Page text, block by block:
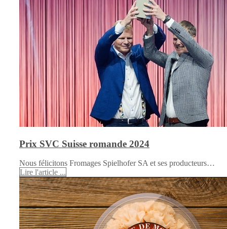
Prix SVC Suisse romande 2024
Nous félicitons Fromages Spielhofer SA et ses producteurs…
Lire l'article ...